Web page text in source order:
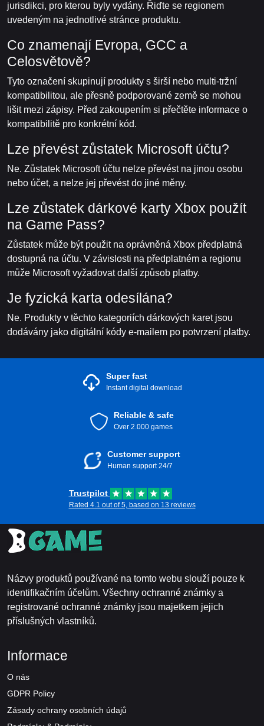
jurisdikci, pro kterou byly vydány. Řiďte se regionem
uvedeným na jednotlivé stránce produktu.
Co znamenají Evropa, GCC a
Celosvětově?
Tyto označení skupinují produkty s širší nebo multi-tržní
kompatibilitou, ale přesně podporované země se mohou
lišit mezi zápisy. Před zakoupením si přečtěte informace o
kompatibilitě pro konkrétní kód.
Lze převést zůstatek Microsoft účtu?
Ne. Zůstatek Microsoft účtu nelze převést na jinou osobu
nebo účet, a nelze jej převést do jiné měny.
Lze zůstatek dárkové karty Xbox použít
na Game Pass?
Zůstatek může být použit na oprávněná Xbox předplatná
dostupná na účtu. V závislosti na předplatném a regionu
může Microsoft vyžadovat další způsob platby.
Je fyzická karta odesílána?
Ne. Produkty v těchto kategoriích dárkových karet jsou
dodávány jako digitální kódy e-mailem po potvrzení platby.
Super fast
Instant digital download
Reliable & safe
Over 2.000 games
Customer support
Human support 24/7
Trustpilot
Rated 4.1 out of 5, based on 13 reviews
Názvy produktů používané na tomto webu slouží pouze k
identifikačním účelům. Všechny ochranné známky a
registrované ochranné známky jsou majetkem jejich
příslušných vlastníků.
Informace
O nás
GDPR Policy
Zásady ochrany osobních údajů